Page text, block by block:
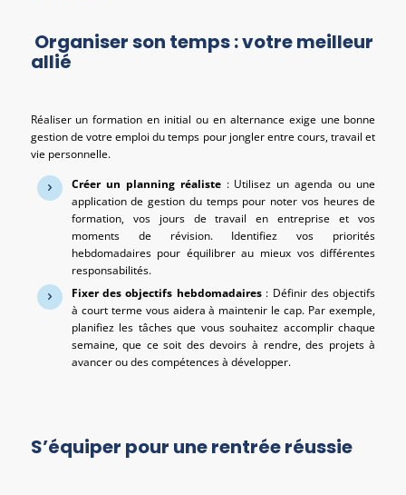
Organiser son temps : votre meilleur
allié
Réaliser un formation en initial ou en alternance exige une bonne
gestion de votre emploi du temps pour jongler entre cours, travail et
vie personnelle.
Créer un planning réaliste: Utilisez un agenda ou une
application de gestion du temps pour noter vos heures de
formation, vos jours de travail en entreprise et vos
moments de révision. Identifiez vos priorités
hebdomadaires pour équilibrer au mieux vos différentes
responsabilités.
Fixer des objectifs hebdomadaires: Définir des objectifs
à court terme vous aidera à maintenir le cap. Par exemple,
planifiez les tâches que vous souhaitez accomplir chaque
semaine, que ce soit des devoirs à rendre, des projets à
avancer ou des compétences à développer.
S’équiper pour une rentrée réussie